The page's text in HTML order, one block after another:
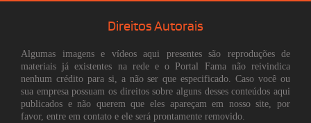
Direitos Autorais
Algumas imagens e vídeos aqui presentes são reproduções de
materiais já existentes na rede e o Portal Fama não reivindica
nenhum crédito para si, a não ser que especificado. Caso você ou
sua empresa possuam os direitos sobre alguns desses conteúdos aqui
publicados e não querem que eles apareçam em nosso site, por
favor, entre em contato e ele será prontamente removido.